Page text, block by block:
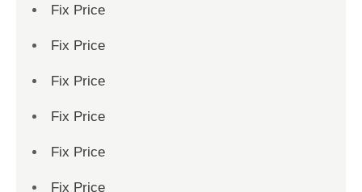
Fix Price
Fix Price
Fix Price
Fix Price
Fix Price
Fix Price